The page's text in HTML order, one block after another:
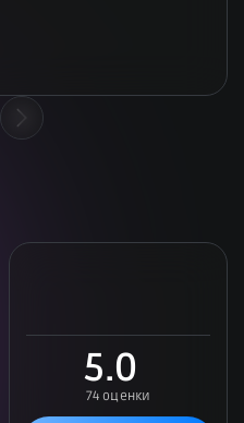
5.0
74 оценки